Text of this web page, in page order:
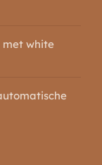
met white